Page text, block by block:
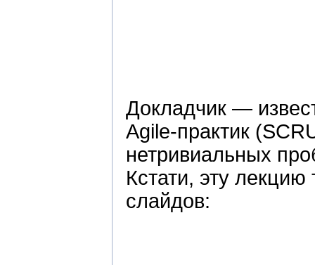
Докладчик —
Agile-практик
нетривиальных
Кстати, эту
слайдов: